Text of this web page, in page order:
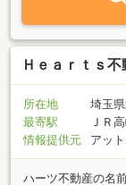
Ｈｅａｒｔｓ
所在地
埼玉
最寄駅
ＪＲ
情報提供元
アッ
ハーツ不動産の名